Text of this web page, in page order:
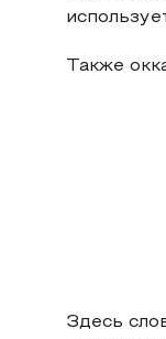
Также
Здесь